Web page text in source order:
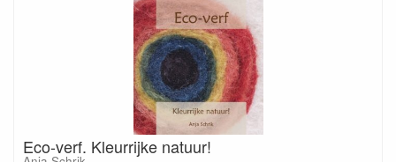
Eco-verf. Kleurrijke natuur!